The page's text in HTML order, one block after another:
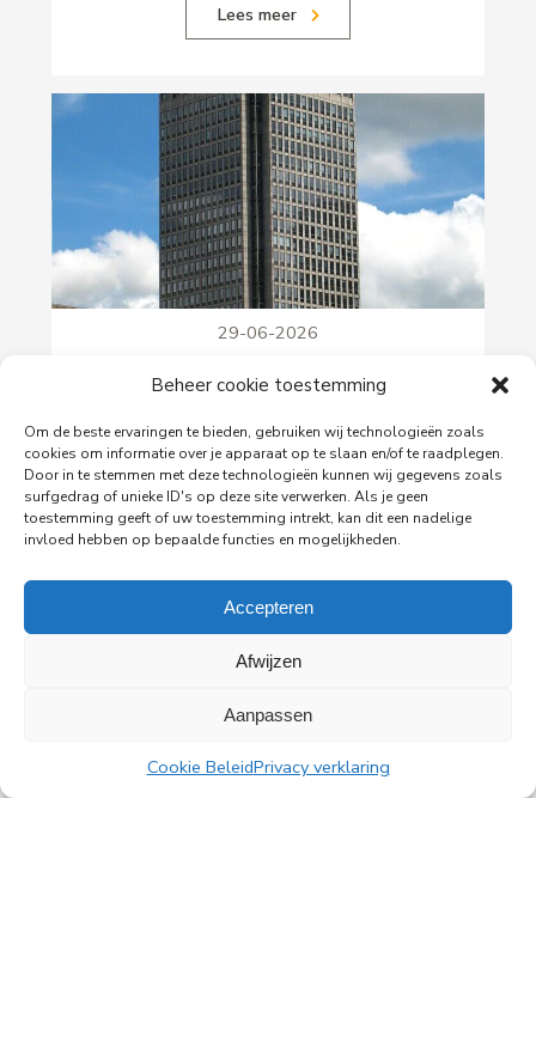
Beheer cookie toestemming
Om de beste ervaringen te bieden, gebruiken wij technologieën zoals
cookies om informatie over je apparaat op te slaan en/of te raadplegen.
Door in te stemmen met deze technologieën kunnen wij gegevens zoals
surfgedrag of unieke ID's op deze site verwerken. Als je geen
toestemming geeft of uw toestemming intrekt, kan dit een nadelige
invloed hebben op bepaalde functies en mogelijkheden.
Accepteren
Afwijzen
Aanpassen
Cookie BeleidPrivacy verklaring
Lees meer
29-06-2026
de Rembrandttoren in Amsterdam
PingProperties heeft haar hoofdkantoor gevestigd
in de Rembrandttoren (Rembrandt Tower), het
iconische gebouw aan het Amstelplein in
Amsterdam.
Alle nieuwsberichten